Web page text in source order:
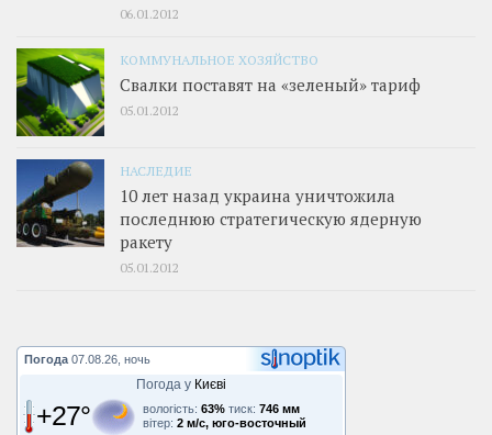
06.01.2012
КОММУНАЛЬНОЕ ХОЗЯЙСТВО
Свалки поставят на «зеленый» тариф
05.01.2012
НАСЛЕДИЕ
10 лет назад украина уничтожила
последнюю стратегическую ядерную
ракету
05.01.2012
Погода 07.08.26, ночь
Погода у Києві
+27° вологість: 63% тиск: 746 мм
вітер: 2 м/с, юго-восточный